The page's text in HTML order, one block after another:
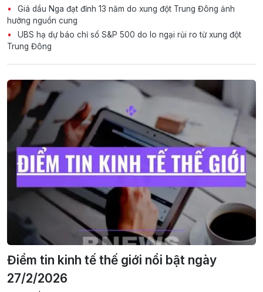
Giá dầu Nga đạt đỉnh 13 năm do xung đột Trung Đông ảnh
hưởng nguồn cung
UBS hạ dự báo chỉ số S&P 500 do lo ngại rủi ro từ xung đột
Trung Đông
Điểm tin kinh tế thế giới nổi bật ngày
27/2/2026